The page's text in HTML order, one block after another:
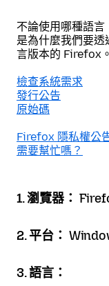
不論使用哪種語
是為什麼我們要
言版本的 Firefox。
檢查系統需求
發行公告
原始碼
Firefox 隱私權公
需要幫忙嗎？
1. 瀏覽器：
2. 平台：
3. 語言：